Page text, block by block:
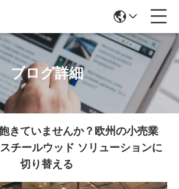
ブログ詳細
きていませんか？欧州の小売業
チールウッド ソリューションに
切り替える